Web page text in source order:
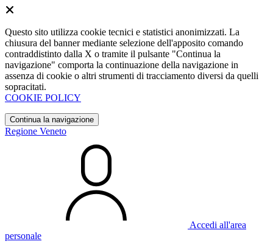
Questo sito utilizza cookie tecnici e statistici anonimizzati. La
chiusura del banner mediante selezione dell'apposito comando
contraddistinto dalla X o tramite il pulsante "Continua la
navigazione" comporta la continuazione della navigazione in
assenza di cookie o altri strumenti di tracciamento diversi da quelli
sopracitati.
COOKIE POLICY
Continua la navigazione
Regione Veneto
Accedi all'area
personale